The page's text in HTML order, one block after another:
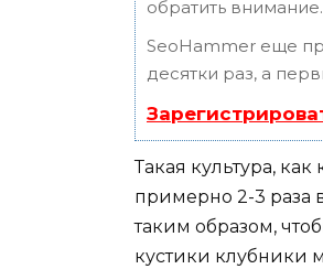
обратить внимание.
SeoHammer еще
десятки раз, а
Такая культура,
примерно 2-3 раза
таким образом,
кустики клубники